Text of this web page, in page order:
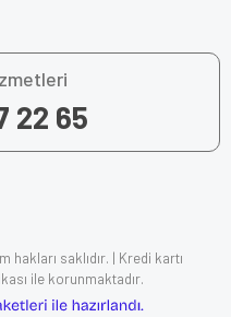
22 65
hakları saklıdır. | Kredi kartı
ile korunmaktadır.
e-